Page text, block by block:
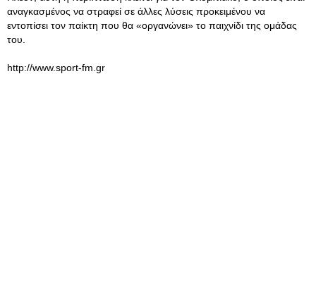
αναγκασμένος να στραφεί σε άλλες λύσεις προκειμένου να
εντοπίσει τον παίκτη που θα «οργανώνει» το παιχνίδι της ομάδας
του.
http://www.sport-fm.gr